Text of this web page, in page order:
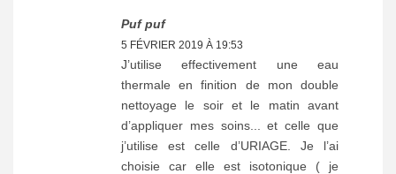
Puf puf
5 FÉVRIER 2019 À 19:53
J’utilise effectivement une eau
thermale en finition de mon double
nettoyage le soir et le matin avant
d’appliquer mes soins... et celle que
j’utilise est celle d’URIAGE. Je l’ai
choisie car elle est isotonique ( je